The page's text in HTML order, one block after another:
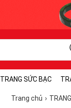
TRANG SỨC BẠC
Trang chủ